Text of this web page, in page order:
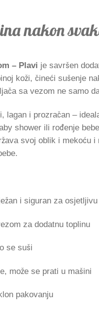
nakon
– Plavi je savršen
koži, čineći sušenje
sa vezom ne samo
lagan i prozračan –
shower ili rođenje
svoj oblik i mekoću
i siguran za osjetljivu
za dodatnu toplinu
se suši
može se prati u mašini
pakovanju